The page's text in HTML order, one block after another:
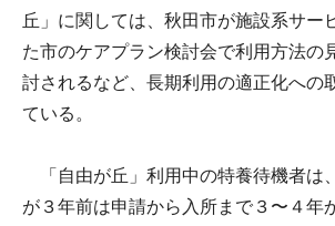
丘」に関しては、秋田市が施設系サー
た市のケアプラン検討会で利用方法の
討されるなど、長期利用の適正化への
ている。
「自由が丘」利用中の特養待機者は
が３年前は申請から入所まで３〜４年